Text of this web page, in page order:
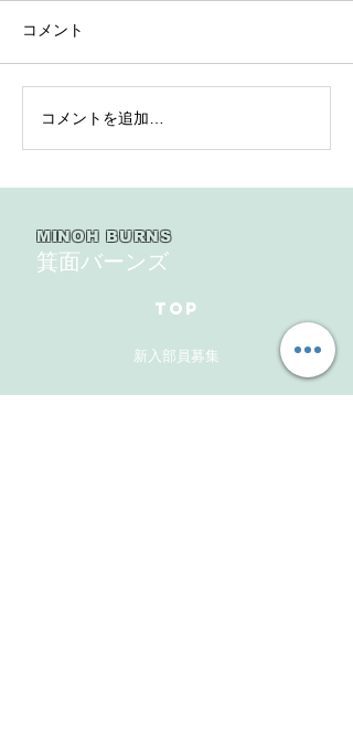
2025年度 Bクラス 関西団
地連盟 第110回中央決勝
コメント
コメントを追加…
MINOH BURNS
箕面バーンズ
TOP
新入部員募集
ギャラリー